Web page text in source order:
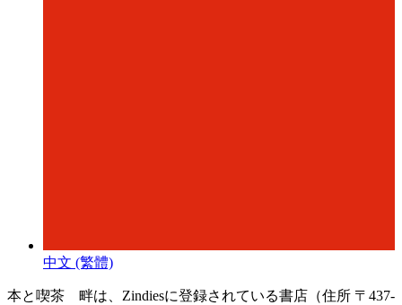
中文 (繁體)
本と喫茶 畔は、Zindiesに登録されている書店（住所 〒437-